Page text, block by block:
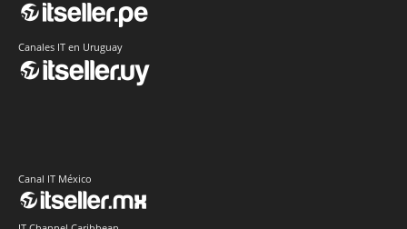
Canales IT en Uruguay
Canal IT México